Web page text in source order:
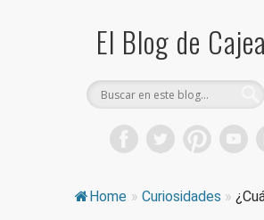
El Blog de
Home » Curiosidades »